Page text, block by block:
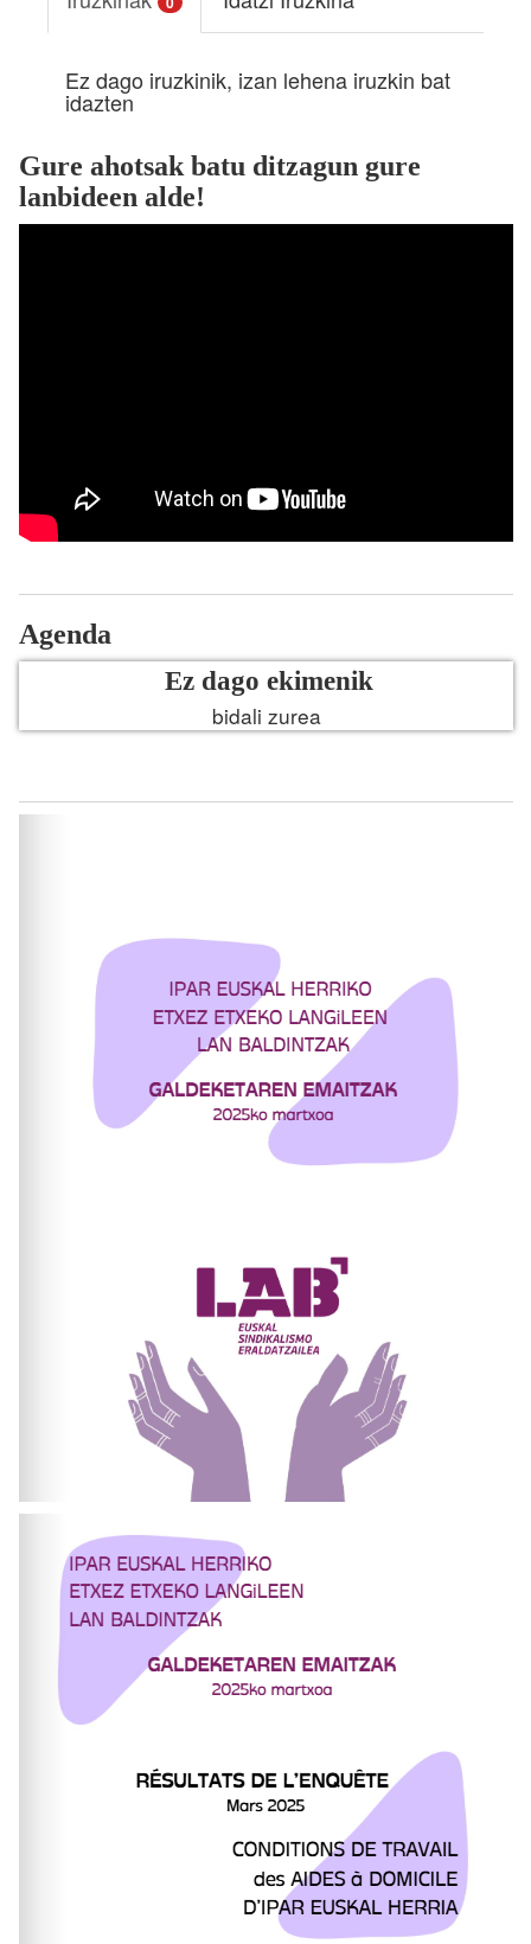
Ez dago iruzkinik, izan lehena iruzkin bat
idazten
Gure ahotsak batu ditzagun gure
lanbideen alde!
Agenda
Ez dago ekimenik
bidali zurea